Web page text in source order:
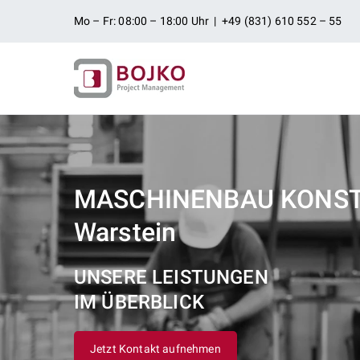
Mo – Fr: 08:00 – 18:00 Uhr | +49 (831) 610 552 – 55
MASCHINENBAU
Warstein
UNSERE LEISTUNGEN
IM ÜBERBLICK
Jetzt Kontakt aufnehmen